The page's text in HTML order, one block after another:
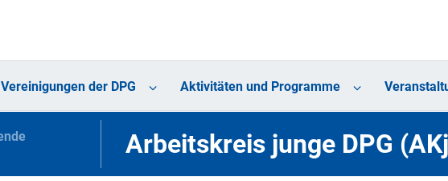
Vereinigungen der DPG Aktivitäten und Programme
Arbeitskreis junge DPG